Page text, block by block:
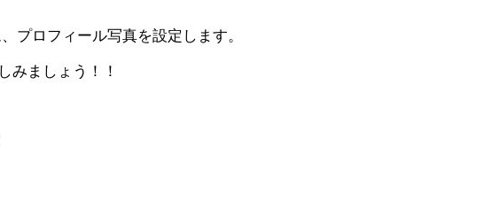
プロフィール写真を設定します。
みましょう！！